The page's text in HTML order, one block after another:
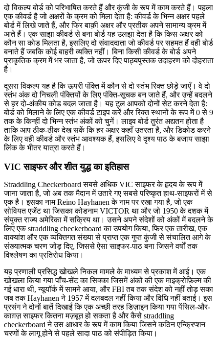
दो विकल्प बोर्ड को परिभाषित करते हैं और कुंजी के रूप में काम करते हैं। पहला
एक कीवर्ड है जो अक्षरों के क्रम को मिला देता है: कीवर्ड के भिन्न अक्षर पहले
बोर्ड में लिखे जाते हैं, और फिर बाक़ी अक्षर और प्रतीक अपने सामान्य क्रम में
आते हैं। एक साझा कीवर्ड से बना बोर्ड यह उलझा देता है कि किस अक्षर को
कौन सा कोड मिलता है, इसलिए दो संवाददाता जो कीवर्ड पर सहमत हैं वही बोर्ड
बनाते हैं जबकि कोई बाहरी व्यक्ति नहीं। बिना किसी कीवर्ड के बोर्ड अपने
प्राकृतिक क्रम में भर जाता है, जो ऊपर दिए पाठ्यपुस्तक उदाहरण को दोहराता
है।
दूसरा विकल्प यह है कि ऊपरी पंक्ति में कौन से दो स्तंभ रिक्त छोड़े जाएँ। वे दो
स्तंभ अंक दो निचली पंक्तियों के लिए पंक्ति-सूचक बन जाते हैं, और उन्हें बदलने
से हर दो-अंकीय कोड बदल जाता है। यह टूल आपको दोनों सेट करने देता है:
बोर्ड को मिलाने के लिए एक कीवर्ड टाइप करें और रिक्त स्थानों के रूप में 0 से 9
तक के किन्हीं दो भिन्न स्तंभ अंकों को चुनें। लाइव बोर्ड तुरंत अद्यतन होता है
ताकि आप ठीक-ठीक देख सकें कि हर अक्षर कहाँ उतरता है, और डिकोड करने
के लिए वही कीवर्ड और स्तंभ आवश्यक हैं, इसलिए वे दृश्य पाठ के बजाय साझा
लिंक के भीतर यात्रा करते हैं।
VIC साइफर और शीत युद्ध का इतिहास
Straddling Checkerboard सबसे अधिक VIC साइफर के हृदय के रूप में
जाना जाता है, जो अब तक मैदान में उतारे गए सबसे परिष्कृत हाथ-साइफरों में से
एक है। इसका नाम Reino Hayhanen के नाम पर रखा गया है, जो एक
सोवियत एजेंट था जिसका कोडनाम VICTOR था और जो 1950 के दशक में
संयुक्त राज्य अमेरिका में सक्रिय था। उसने अपने संदेशों को अंकों में बदलने के
लिए एक straddling checkerboard का उपयोग किया, फिर एक तारीख, एक
वाक्यांश और एक व्यक्तिगत संख्या से प्राप्त एक गुप्त कुंजी से संचालित आगे के
संख्यात्मक चरण जोड़ दिए, जिससे ऐसा साइफर-पाठ बना जिसने वर्षों तक
विश्लेषण का प्रतिरोध किया।
यह प्रणाली प्रसिद्ध खोखले निकल मामले के माध्यम से प्रकाश में आई। एक
खोखला किया गया पाँच-सेंट का सिक्का जिसमें अंकों की एक माइक्रोफ़िल्म की
गई धारा थी, न्यूयॉर्क में सामने आया, और FBI तब तक संदेश को नहीं तोड़ सका
जब तक Hayhanen ने 1957 में दलबदल नहीं किया और विधि नहीं बताई। इस
प्रसंग ने दोनों बातें दिखाईं कि एक अच्छी तरह डिज़ाइन किया गया पेंसिल-और-
काग़ज़ साइफर कितना मज़बूत हो सकता है और कैसे straddling
checkerboard ने उस आधार के रूप में काम किया जिसने कठिन एन्क्रिप्शन
चरणों के लागू होने से पहले सादा पाठ को संपीड़ित किया।